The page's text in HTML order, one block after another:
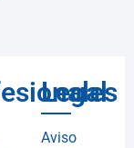
Legal
Aviso